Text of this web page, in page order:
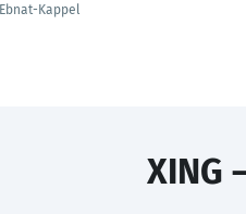
Ebnat-Kappel
XING